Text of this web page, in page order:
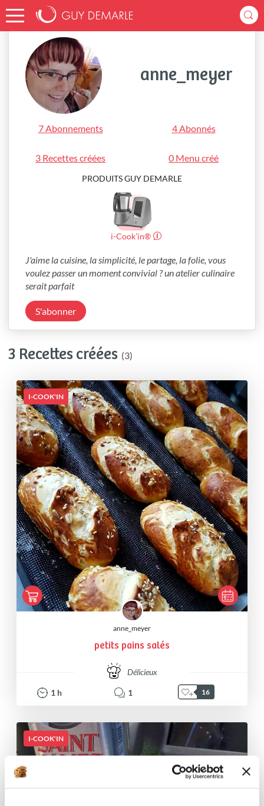
Accueil anne_meyer
anne_meyer
7 Abonnements 4 Abonnés
3 Recettes créées 0 Menu créé
PRODUITS GUY DEMARLE
i-Cook’in®
J'aime la cuisine, la simplicité, le partage, la folie, vous
voulez passer un moment convivial ? un atelier culinaire
serait parfait
S'abonner
3 Recettes créées (3)
I-COOK'IN
anne_meyer
petits pains salés
Délicieux
1 h 1 16
I-COOK'IN